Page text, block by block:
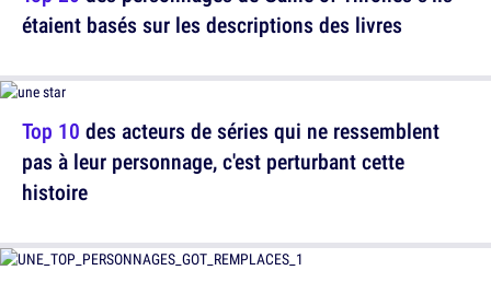
étaient basés sur les descriptions des livres
Top 10 des acteurs de séries qui ne ressemblent
pas à leur personnage, c'est perturbant cette
histoire